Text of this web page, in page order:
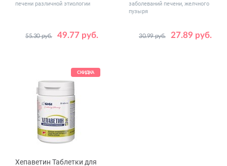
печени различной этиологии
49.77 руб.
55.30 руб.
Объем,
20 100
заболеваний печени, желчного
пузыря
27.89 руб.
30.99 руб.
СКИДКА
Хепаветин Таблетки для